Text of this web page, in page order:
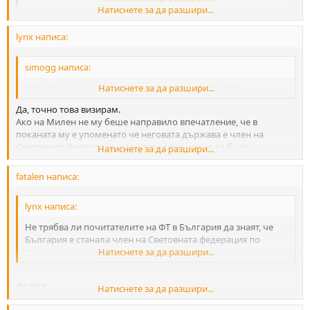
А пък вие двама с Милен се разберете кой кой какво казал и
защо точно ти си се превърнал в
негова маша,да вади горештите камъни от огъня.
http://forum.airguns.bg/http://forum.ai ... ic.php?t=1
Натиснете за да разшири...
lynx написа:
simogg написа:
http://forum.airguns.bg/http://forum.ai ... ic.php?t=1
Натиснете за да разшири...
Да, точно това визирам.
Ако на Милен не му беше направило впечатление, че в
поканата му е упоменато че неговата държава е член на
Световната федерация, дали тази тема щеше да бъде
побликувана или е съвпадение в часа на събитията?
Не се заяждам, само питам.
Натиснете за да разшири...
fatalen написа:
lynx написа:
Не трябва ли почитателите на ФТ в България да знаят, че
България е станала член на Световната федерация по
Натиснете за да разшири...
@LYNX
Ти знеш ли кога, как и по какъв начин България е станала член
Натиснете за да разшири...